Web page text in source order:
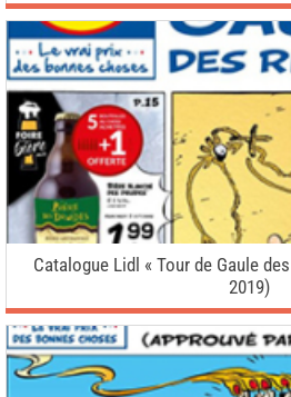
Catalogue Lidl « Tour de Gaule
2019)